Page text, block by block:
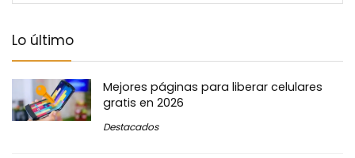
Lo último
Mejores páginas para liberar celulares
gratis en 2026
Destacados